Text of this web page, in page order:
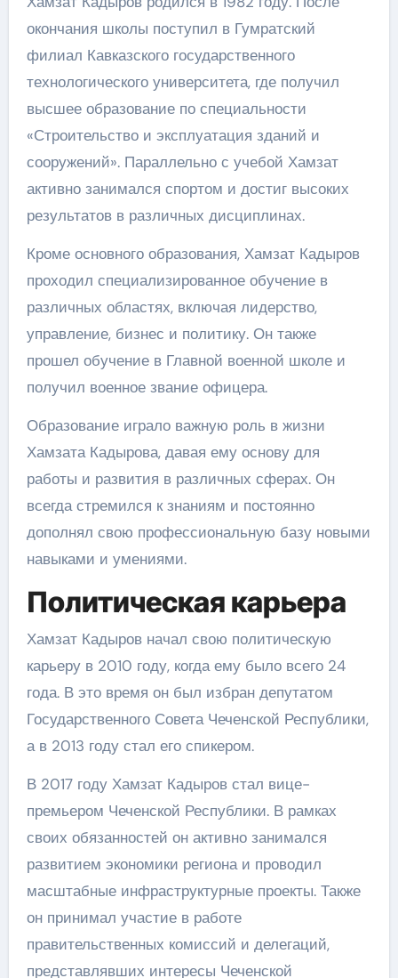
окончания школы поступил в Гумратский
филиал Кавказского государственного
технологического университета, где получил
высшее образование по специальности
«Строительство и эксплуатация зданий и
сооружений». Параллельно с учебой Хамзат
активно занимался спортом и достиг высоких
результатов в различных дисциплинах.
Кроме основного образования, Хамзат Кадыров
проходил специализированное обучение в
различных областях, включая лидерство,
управление, бизнес и политику. Он также
прошел обучение в Главной военной школе и
получил военное звание офицера.
Образование играло важную роль в жизни
Хамзата Кадырова, давая ему основу для
работы и развития в различных сферах. Он
всегда стремился к знаниям и постоянно
дополнял свою профессиональную базу новыми
навыками и умениями.
Политическая карьера
Хамзат Кадыров начал свою политическую
карьеру в 2010 году, когда ему было всего 24
года. В это время он был избран депутатом
Государственного Совета Чеченской Республики,
а в 2013 году стал его спикером.
В 2017 году Хамзат Кадыров стал вице-
премьером Чеченской Республики. В рамках
своих обязанностей он активно занимался
развитием экономики региона и проводил
масштабные инфраструктурные проекты. Также
он принимал участие в работе
правительственных комиссий и делегаций,
представлявших интересы Чеченской